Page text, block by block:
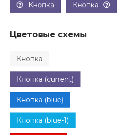
Кнопка Кнопка
Цветовые схемы
Кнопка
Кнопка (current)
Кнопка (blue)
Кнопка (blue-1)